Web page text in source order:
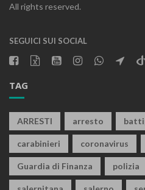
All rights reserved.
SEGUICI SUI SOCIAL
TAG
ARRESTI arresto
carabinieri coronavirus
Guardia di Finanza polizia